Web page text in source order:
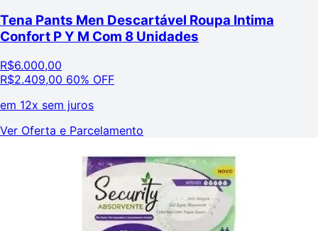
Tena Pants Men Descartável Roupa Intima
Confort P Y M Com 8 Unidades
R$6.000,00
R$2.409,00 60% OFF
em 12x sem juros
Ver Oferta e Parcelamento